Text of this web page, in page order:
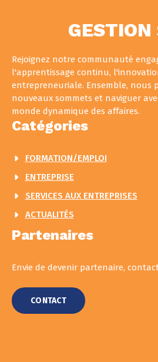
GESTION
Rejoignez notre communauté
l'apprentissage continu,
entrepreneuriale. Ensemble, nous
nouveaux sommets et naviguer
monde dynamique des affaires.
Catégories
FORMATION/EMPLOI
ENTREPRISE
SERVICES AUX ENTREPRISES
ACTUALITÉS
Partenaires
Envie de devenir partenaire,
CONTACT